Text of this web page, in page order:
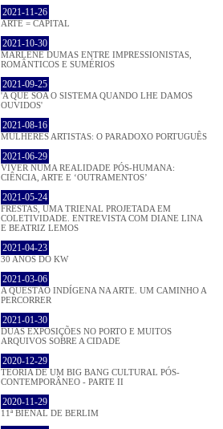
2021-11-26
ARTE = CAPITAL
2021-10-30
MARLENE DUMAS ENTRE IMPRESSIONISTAS,
ROMÂNTICOS E SUMÉRIOS
2021-09-25
'A QUE SOA O SISTEMA QUANDO LHE DAMOS
OUVIDOS'
2021-08-16
MULHERES ARTISTAS: O PARADOXO PORTUGUÊS
2021-06-29
VIVER NUMA REALIDADE PÓS-HUMANA:
CIÊNCIA, ARTE E ‘OUTRAMENTOS’
2021-05-24
FRESTAS, UMA TRIENAL PROJETADA EM
COLETIVIDADE. ENTREVISTA COM DIANE LINA
E BEATRIZ LEMOS
2021-04-23
30 ANOS DO KW
2021-03-06
A QUESTÃO INDÍGENA NA ARTE. UM CAMINHO A
PERCORRER
2021-01-30
DUAS EXPOSIÇÕES NO PORTO E MUITOS
ARQUIVOS SOBRE A CIDADE
2020-12-29
TEORIA DE UM BIG BANG CULTURAL PÓS-
CONTEMPORÂNEO - PARTE II
2020-11-29
11ª BIENAL DE BERLIM